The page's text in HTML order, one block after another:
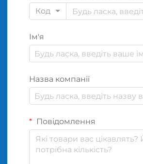
Код
Ім'я
Назва компанії
Повідомлення